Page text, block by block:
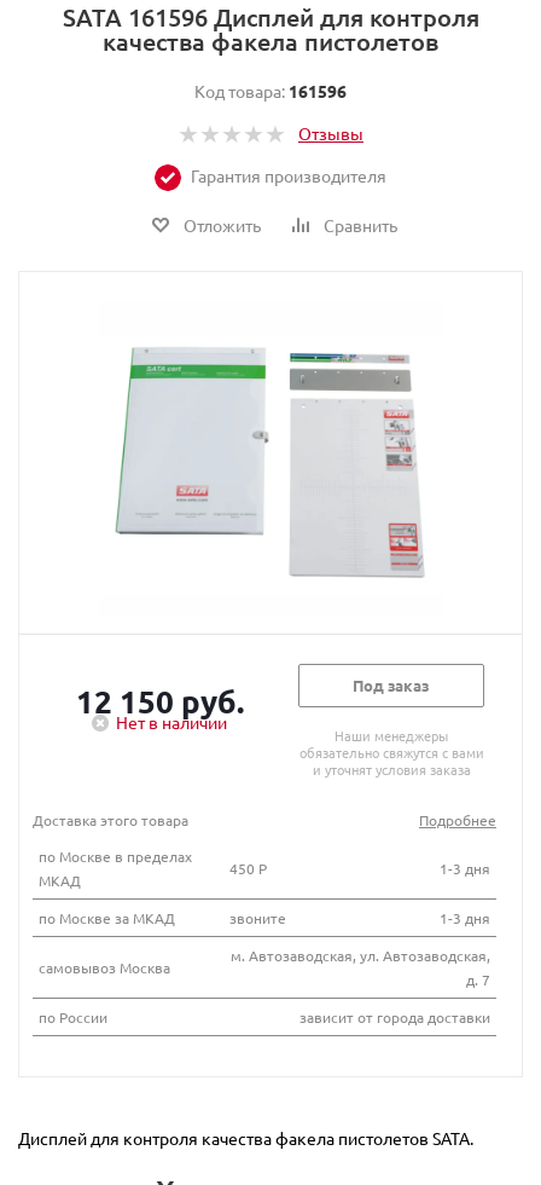
SATA 161596 Дисплей для контроля
качества факела пистолетов
Код товара: 161596
Отзывы
Гарантия производителя
Отложить Сравнить
12 150 руб.
Нет в наличии
Под заказ
Наши менеджеры
обязательно свяжутся с вами
и уточнят условия заказа
Доставка этого товара
Подробнее
по Москве в пределах
МКАД
450 Р 1-3 дня
по Москве за МКАД звоните 1-3 дня
самовывоз Москва
м. Автозаводская, ул. Автозаводская,
д. 7
по России
зависит от города доставки
Дисплей для контроля качества факела пистолетов SATA.